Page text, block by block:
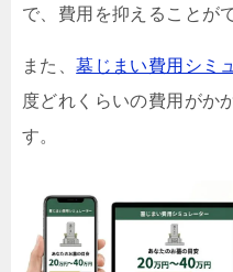
で、費用を抑えることが
また、墓じまい費用シミ
度どれくらいの費用がか
す。